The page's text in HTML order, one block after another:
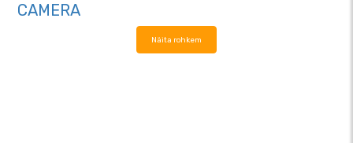
CAMERA
Näita rohkem